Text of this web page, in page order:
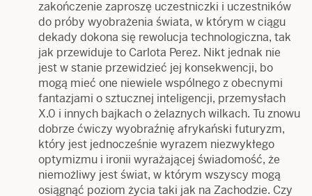
zakończenie zaproszę uczestniczki i uczestników
do próby wyobrażenia świata, w którym w ciągu
dekady dokona się rewolucja technologiczna, tak
jak przewiduje to Carlota Perez. Nikt jednak nie
jest w stanie przewidzieć jej konsekwencji, bo
mogą mieć one niewiele wspólnego z obecnymi
fantazjami o sztucznej inteligencji, przemysłach
X.0 i innych bajkach o żelaznych wilkach. Tu znowu
dobrze ćwiczy wyobraźnię afrykański futuryzm,
który jest jednocześnie wyrazem niezwykłego
optymizmu i ironii wyrażającej świadomość, że
niemożliwy jest świat, w którym wszyscy mogą
osiągnąć poziom życia taki jak na Zachodzie. Czy